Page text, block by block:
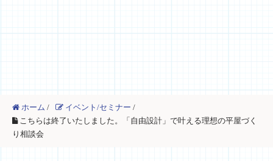
ホーム / イベント/セミナー /
こちらは終了いたしました。「自由設計」で叶える理想の平屋づく
り相談会